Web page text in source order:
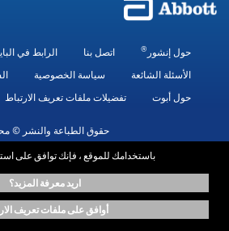
حول إنشور ® اتصل بنا الرابط في
الأسئلة الشائعة
سياسة الخصوصية
حول أبوت
تفضيلات ملفات تعريف الارتباط
حقوق الطباعة والنشر ©
المعلومات الموجودة في هذا الموقع متاحة
استشارة المتخصصين المعتمدين. استشر دائماً
باستخدامك للموقع ، فإنك توافق على
اريد معرفة المزيد؟
أوافق على ملفات تعريف